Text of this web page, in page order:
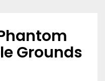
Grounds